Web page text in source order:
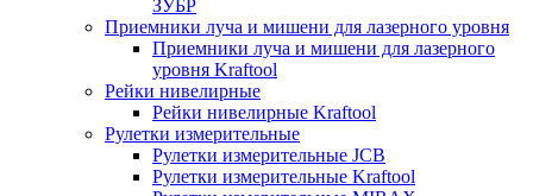
ЗУБР
Приемники луча и мишени для лазерного уровня
Приемники луча и мишени для лазерного
уровня Kraftool
Рейки нивелирные
Рейки нивелирные Kraftool
Рулетки измерительные
Рулетки измерительные JCB
Рулетки измерительные Kraftool